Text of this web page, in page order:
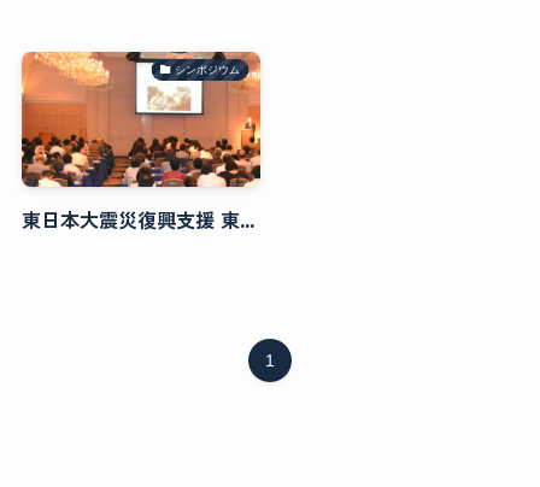
シンポジウム
東日本大震災復興支援 東京シンポジウム「長崎から福島へ」
1